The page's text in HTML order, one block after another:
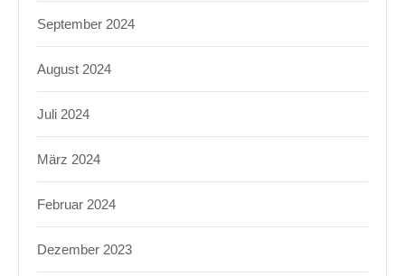
September 2024
August 2024
Juli 2024
März 2024
Februar 2024
Dezember 2023